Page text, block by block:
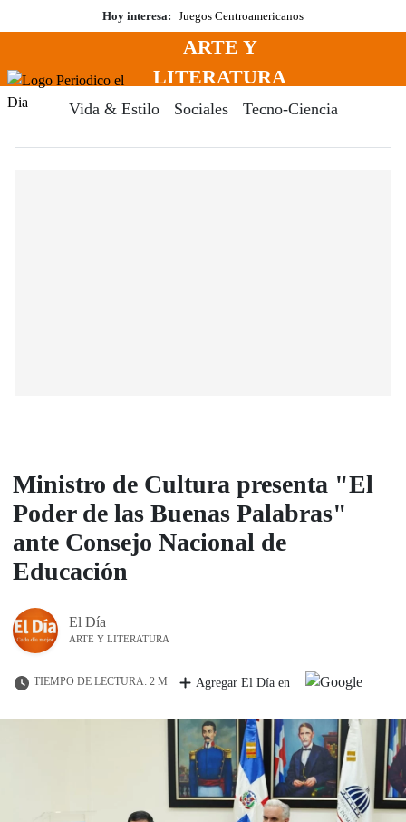
al
Hoy interesa: Juegos Centroamericanos
Menú Periodico El Dia Digital
ARTE Y
LITERATURA
Vida & Estilo Sociales Tecno-Ciencia
Ministro de Cultura presenta "El
Poder de las Buenas Palabras"
ante Consejo Nacional de
Educación
El Día
ARTE Y LITERATURA
TIEMPO DE LECTURA: 2 M Agregar El Día en